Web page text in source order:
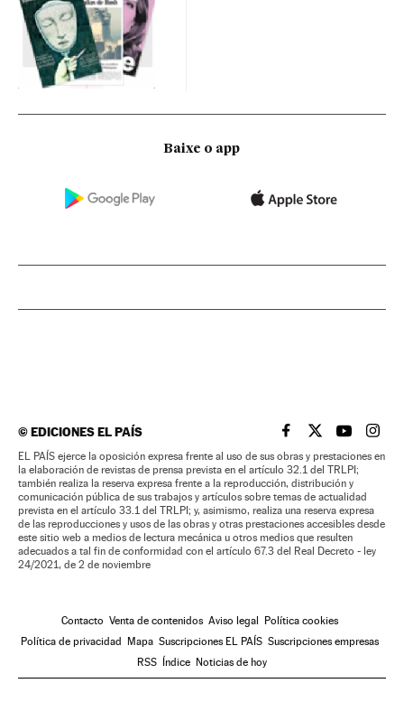
Baixe o app
©EDICIONES EL PAÍS EL PAÍS BRASIL EN
EL PAÍSEL PAÍS
EL
EL PAÍS ejerce la oposición expresa frente al uso de sus obras y prestaciones en
la elaboración de revistas de prensa prevista en el artículo 32.1 del TRLPI;
también realiza la reserva expresa frente a la reproducción, distribución y
comunicación pública de sus trabajos y artículos sobre temas de actualidad
prevista en el artículo 33.1 del TRLPI; y, asimismo, realiza una reserva expresa
de las reproducciones y usos de las obras y otras prestaciones accesibles desde
este sitio web a medios de lectura mecánica u otros medios que resulten
adecuados a tal fin de conformidad con el artículo 67.3 del Real Decreto - ley
24/2021, de 2 de noviembre
Contacto Venta de contenidos Aviso legal
Política cookies
Política de privacidad
Mapa Suscripciones EL PAÍS Suscripciones empresas
RSS
Índice Noticias de hoy